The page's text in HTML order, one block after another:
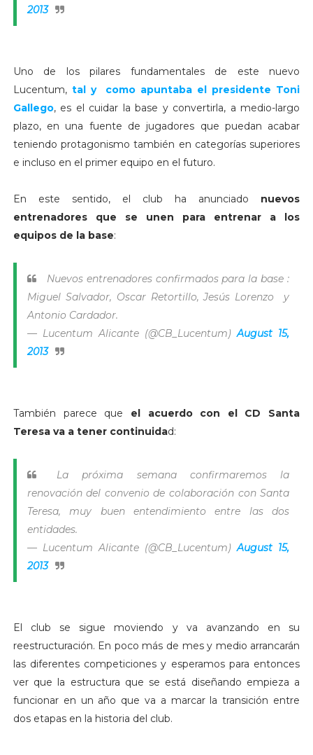
2013
Uno de los pilares fundamentales de este nuevo
Lucentum, tal y como apuntaba el presidente Toni
Gallego, es el cuidar la base y convertirla, a medio-largo
plazo, en una fuente de jugadores que puedan acabar
teniendo protagonismo también en categorías superiores
e incluso en el primer equipo en el futuro.
En este sentido, el club ha anunciado nuevos
entrenadores que se unen para entrenar a los
equipos de la base:
Nuevos entrenadores confirmados para la base :
Miguel Salvador, Oscar Retortillo, Jesús Lorenzo y
Antonio Cardador.
— Lucentum Alicante (@CB_Lucentum)August 15,
2013
También parece que el acuerdo con el CD Santa
Teresa va a tener continuidad:
La próxima semana confirmaremos la
renovación del convenio de colaboración con Santa
Teresa, muy buen entendimiento entre las dos
entidades.
— Lucentum Alicante (@CB_Lucentum)August 15,
2013
El club se sigue moviendo y va avanzando en su
reestructuración. En poco más de mes y medio arrancarán
las diferentes competiciones y esperamos para entonces
ver que la estructura que se está diseñando empieza a
funcionar en un año que va a marcar la transición entre
dos etapas en la historia del club.